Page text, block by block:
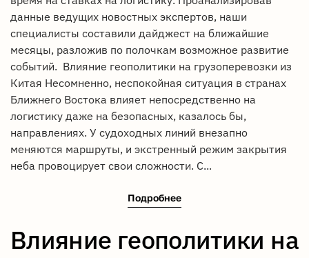
данные ведущих новостных экспертов, наши
специалисты составили дайджест на ближайшие
месяцы, разложив по полочкам возможное развитие
событий. Влияние геополитики на грузоперевозки из
Китая Несомненно, неспокойная ситуация в странах
Ближнего Востока влияет непосредственно на
логистику даже на безопасных, казалось бы,
направлениях. У судоходных линий внезапно
меняются маршруты, и экстренный режим закрытия
неба провоцирует свои сложности. С...
Подробнее
Влияние геополитики на